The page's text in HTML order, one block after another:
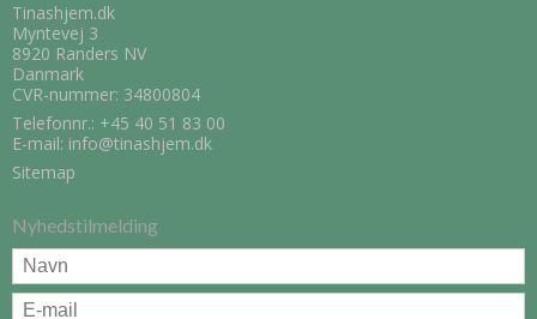
Tinashjem.dk
Myntevej 3
8920 Randers NV
Danmark
CVR-nummer: 34800804
Telefonnr.: +45 40 51 83 00
E-mail: info@tinashjem.dk
Sitemap
Nyhedstilmelding